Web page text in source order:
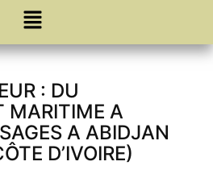
: DU
MARITIME A
A ABIDJAN
D’IVOIRE)